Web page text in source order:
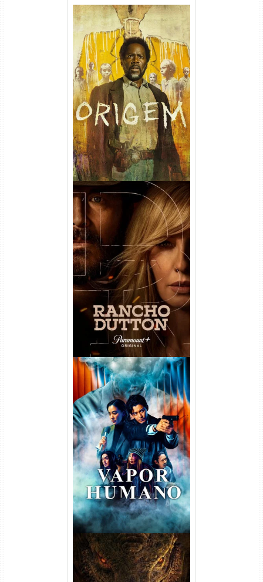
Origem 4ª Temporada Torrent
(2026) WEB-DL 1080p/4K
Dual Áudio
Rancho Dutton 1ª
Temporada Torrent (2026)
WEB-DL 1080p Dual Áudio
Vapor Humano 1ª Temporada
Torrent (2026) WEB-DL 1080p
Dual Áudio